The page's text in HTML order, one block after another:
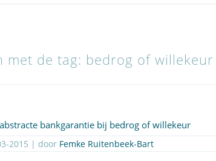
met de tag: bedrog of willekeur
bankgarantie bij bedrog of willekeur
2015 | door Femke Ruitenbeek-Bart